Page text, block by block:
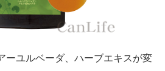
ーユルベーダ、ハーブエキスが変